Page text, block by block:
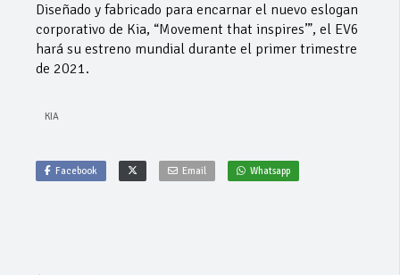
Diseñado y fabricado para encarnar el nuevo eslogan
corporativo de Kia, “Movement that inspires’”, el EV6
hará su estreno mundial durante el primer trimestre
de 2021.
KIA
Facebook Email Whatsapp